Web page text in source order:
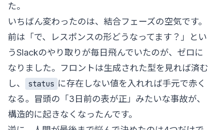
た。
いちばん変わったのは、結合フェーズの空気です。
前は「で、レスポンスの形どうなってます？」とい
うSlackのやり取りが毎日飛んでいたのが、ゼロに
なりました。フロントは生成された型を見れば済む
し、
status に存在しない値を入れれば手元で赤く
なる。冒頭の「3日前の表が正」みたいな事故が、
構造的に起きなくなったんです。